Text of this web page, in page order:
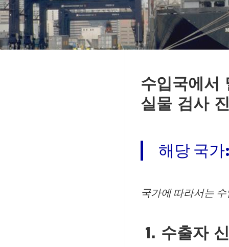
수입국에서
실물 검사
해당 국가
국가에 따라서는
1. 수출자